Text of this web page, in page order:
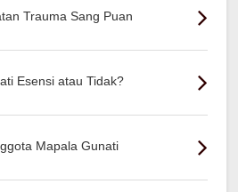
Trauma Sang Puan
Esensi atau Tidak?
Mapala Gunati